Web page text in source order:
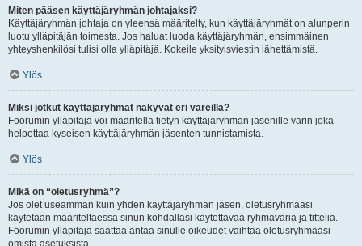
Miten pääsen käyttäjäryhmän johtajaksi?
Käyttäjäryhmän johtaja on yleensä määritelty, kun käyttäjäryhmät on alunperin
luotu ylläpitäjän toimesta. Jos haluat luoda käyttäjäryhmän, ensimmäinen
yhteyshenkilösi tulisi olla ylläpitäjä. Kokeile yksityisviestin lähettämistä.
Ylös
Miksi jotkut käyttäjäryhmät näkyvät eri väreillä?
Foorumin ylläpitäjä voi määritellä tietyn käyttäjäryhmän jäsenille värin joka
helpottaa kyseisen käyttäjäryhmän jäsenten tunnistamista.
Ylös
Mikä on “oletusryhmä”?
Jos olet useamman kuin yhden käyttäjäryhmän jäsen, oletusryhmääsi
käytetään määriteltäessä sinun kohdallasi käytettävää ryhmäväriä ja titteliä.
Foorumin ylläpitäjä saattaa antaa sinulle oikeudet vaihtaa oletusryhmääsi
omista asetuksista.